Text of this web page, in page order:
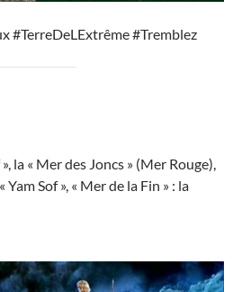
#TerreDeLExtrême #Tremblez
la « Mer des Joncs » (Mer Rouge),
Sof », « Mer de la Fin » : la